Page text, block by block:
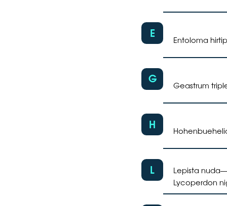
E Entoloma
G Geastrum
H
L Lepista nuda
Lycoperdon